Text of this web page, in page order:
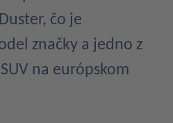
čo je
značky a jedno z
na európskom